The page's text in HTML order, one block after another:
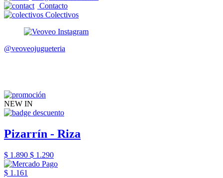
Contacto
Colectivos
@veoveojugueteria
NEW IN
Pizarrín - Riza
$ 1.890 $ 1.290
$ 1.161